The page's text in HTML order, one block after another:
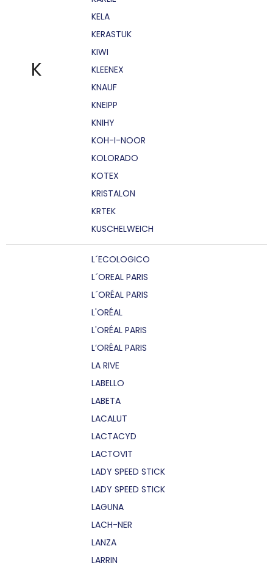
K
KELA
KERASTUK
KIWI
KLEENEX
KNAUF
KNEIPP
KNIHY
KOH-I-NOOR
KOLORADO
KOTEX
KRISTALON
KRTEK
KUSCHELWEICH
L´ECOLOGICO
L´OREAL PARIS
L´ORÉAL PARIS
L'ORÉAL
L'ORÉAL PARIS
L’ORÉAL PARIS
LA RIVE
LABELLO
LABETA
LACALUT
LACTACYD
LACTOVIT
LADY SPEED STICK
LADY SPEED STICK
LAGUNA
LACH-NER
LANZA
LARRIN